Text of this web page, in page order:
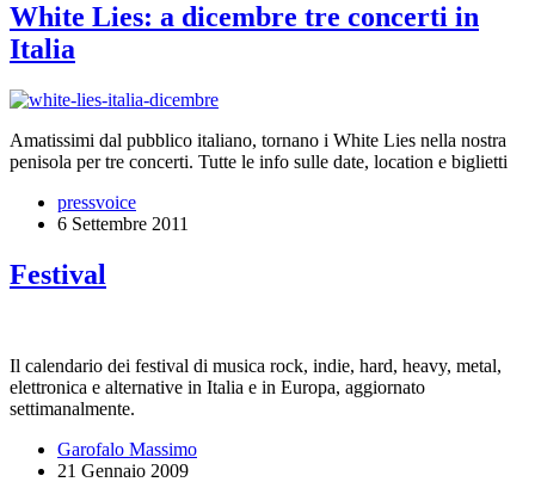
White Lies: a dicembre tre concerti in
Italia
Amatissimi dal pubblico italiano, tornano i White Lies nella nostra
penisola per tre concerti. Tutte le info sulle date, location e biglietti
pressvoice
6 Settembre 2011
Festival
Il calendario dei festival di musica rock, indie, hard, heavy, metal,
elettronica e alternative in Italia e in Europa, aggiornato
settimanalmente.
Garofalo Massimo
21 Gennaio 2009